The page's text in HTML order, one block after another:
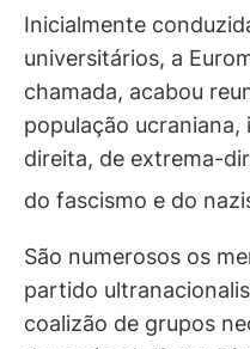
Inicialmente
universitários, a
chamada, acabou
população ucraniana,
direita, de extrema-
do fascismo e do
São numerosos os
partido
coalizão de grupos